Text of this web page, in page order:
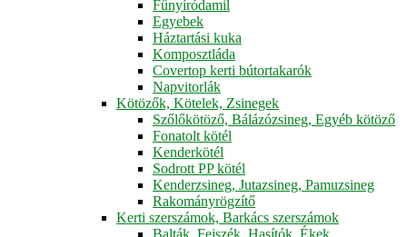
Fűnyíródamil
Egyebek
Háztartási kuka
Komposztláda
Covertop kerti bútortakarók
Napvitorlák
Kötözők, Kötelek, Zsinegek
Szőlőkötöző, Bálázózsineg, Egyéb kötöző
Fonatolt kötél
Kenderkötél
Sodrott PP kötél
Kenderzsineg, Jutazsineg, Pamuzsineg
Rakományrögzítő
Kerti szerszámok, Barkács szerszámok
Balták, Fejszék, Hasítók, Ékek